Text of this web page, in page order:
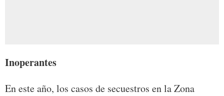
Inoperantes
En este año, los casos de secuestros en la Zona